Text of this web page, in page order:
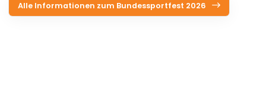
Alle Informationen zum Bundessportfest 2026